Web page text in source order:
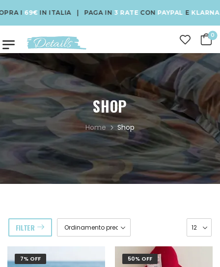
IN ITALIA | PAGA IN3 RATECONPAYPAL EKLARNA| USA
0
SHOP
Home Shop
FILTER
7% OFF 50% OFF